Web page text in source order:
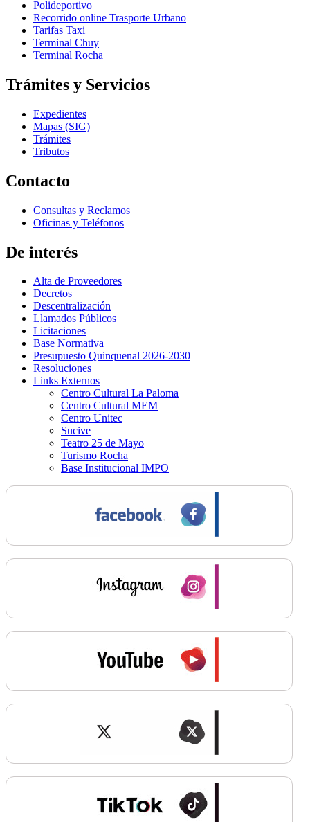
Polideportivo
Recorrido online Trasporte Urbano
Tarifas Taxi
Terminal Chuy
Terminal Rocha
Trámites y Servicios
Expedientes
Mapas (SIG)
Trámites
Tributos
Contacto
Consultas y Reclamos
Oficinas y Teléfonos
De interés
Alta de Proveedores
Decretos
Descentralización
Llamados Públicos
Licitaciones
Base Normativa
Presupuesto Quinquenal 2026-2030
Resoluciones
Links Externos
Centro Cultural La Paloma
Centro Cultural MEM
Centro Unitec
Sucive
Teatro 25 de Mayo
Turismo Rocha
Base Institucional IMPO